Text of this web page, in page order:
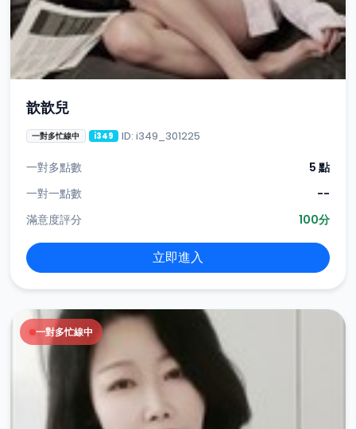
歆歆兒
一對多忙線中 i349 ID: i349_301225
一對多點數
5 點
一對一點數
--
滿意度評分
100分
立即進入
一對多忙線中